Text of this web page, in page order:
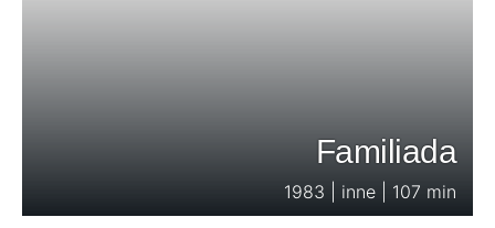
Familiada
1983 | inne | 107 min